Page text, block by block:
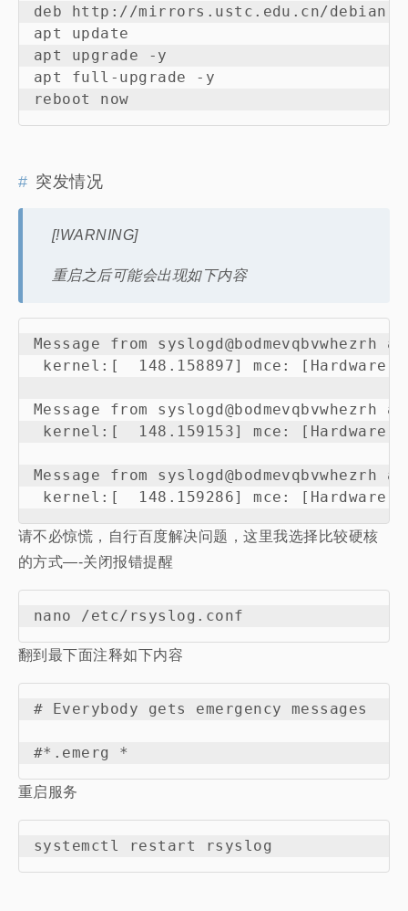
deb http://mirrors.ustc.edu.cn/debian
apt update
apt upgrade -y
apt full-upgrade -y
突发情况
[!WARNING]
重启之后可能会出现如下内容
Message from
kernel:[  148.158897] mce: [Hardware
Message from
kernel:[  148.159153] mce: [Hardware
Message from
请不必惊慌，自行百度解决问题，这里我选择比较硬核
的方式—-关闭报错提醒
翻到最下面注释如下内容
# Everybody gets emergency messages
重启服务